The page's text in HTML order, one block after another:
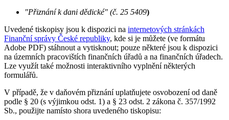
"Přiznání k dani dědické" (č. 25 5409)
Uvedené tiskopisy jsou k dispozici na internetových stránkách
Finanční správy České republiky, kde si je můžete (ve formátu
Adobe PDF) stáhnout a vytisknout; pouze některé jsou k dispozici
na územních pracovištích finančních úřadů a na finančních úřadech.
Lze využít také možnosti interaktivního vyplnění některých
formulářů.
V případě, že v daňovém přiznání uplatňujete osvobození od daně
podle § 20 (s výjimkou odst. 1) a § 23 odst. 2 zákona č. 357/1992
Sb., použijte namísto shora uvedeného tiskopisu: